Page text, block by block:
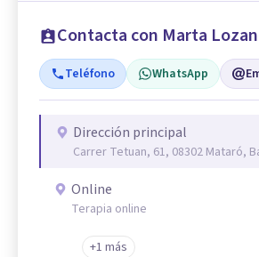
Contacta con Marta
Teléfono WhatsApp
Dirección principal
Carrer Tetuan, 61, 08302 Mataró,
Online
Terapia online
+1 más